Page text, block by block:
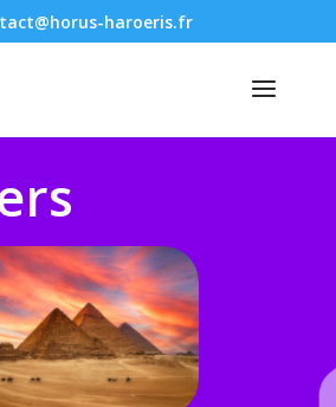
haroeris.fr